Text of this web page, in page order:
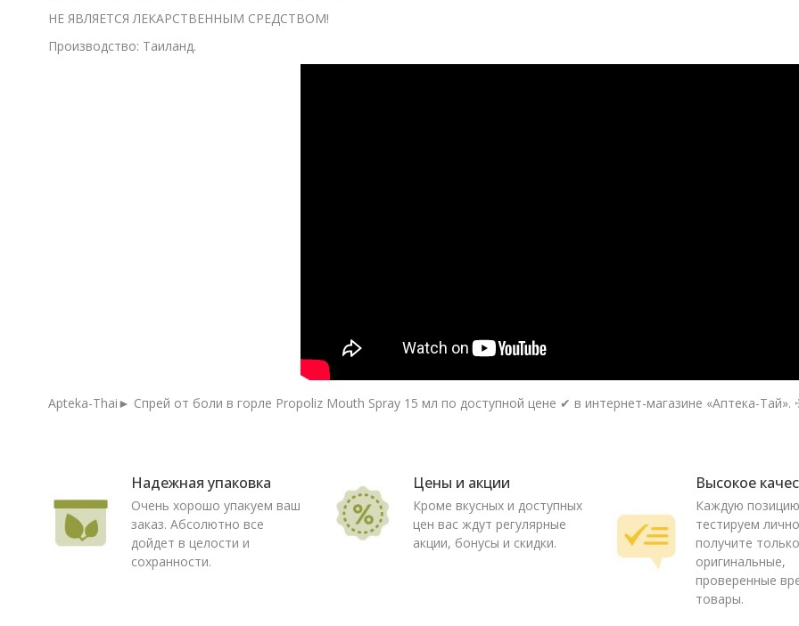
НЕ ЯВЛЯЕТСЯ ЛЕКАРСТВЕННЫМ СРЕДСТВОМ!
Производство: Таиланд.
Apteka-Thai► Спрей от боли в горле Propoliz Mouth Spray 15 мл по доступной цене ✔ в интернет-магазине «Аптека-
Надежная упаковка
Очень хорошо упакуем ваш
заказ. Абсолютно все
дойдет в целости и
сохранности.
Цены и акции
Кроме вкусных и доступных
цен вас ждут регулярные
акции, бонусы и скидки.
Высокое
Каждую
тестируем
получите только
оригинальные,
проверенные
товары.